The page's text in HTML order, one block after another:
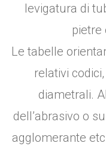
levigatura di
pietre
Le tabelle
relativi
diametrali.
dell’abrasivo o
agglomerante